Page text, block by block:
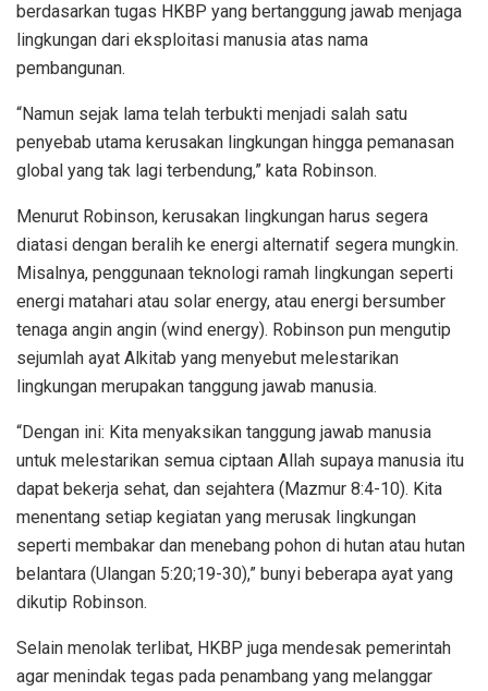
berdasarkan tugas HKBP yang bertanggung jawab menjaga
lingkungan dari eksploitasi manusia atas nama
pembangunan.
“Namun sejak lama telah terbukti menjadi salah satu
penyebab utama kerusakan lingkungan hingga pemanasan
global yang tak lagi terbendung,” kata Robinson.
Menurut Robinson, kerusakan lingkungan harus segera
diatasi dengan beralih ke energi alternatif segera mungkin.
Misalnya, penggunaan teknologi ramah lingkungan seperti
energi matahari atau solar energy, atau energi bersumber
tenaga angin angin (wind energy). Robinson pun mengutip
sejumlah ayat Alkitab yang menyebut melestarikan
lingkungan merupakan tanggung jawab manusia.
“Dengan ini: Kita menyaksikan tanggung jawab manusia
untuk melestarikan semua ciptaan Allah supaya manusia itu
dapat bekerja sehat, dan sejahtera (Mazmur 8:4-10). Kita
menentang setiap kegiatan yang merusak lingkungan
seperti membakar dan menebang pohon di hutan atau hutan
belantara (Ulangan 5:20;19-30),” bunyi beberapa ayat yang
dikutip Robinson.
Selain menolak terlibat, HKBP juga mendesak pemerintah
agar menindak tegas pada penambang yang melanggar